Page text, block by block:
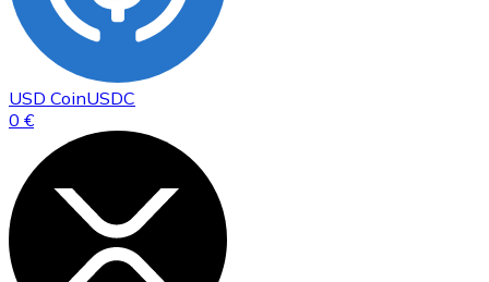
USD CoinUSDC
0 €